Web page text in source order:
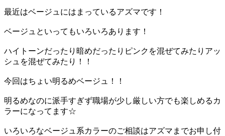
最近はベージュにはまっているアズマです！
ベージュといってもいろいろあります！
ハイトーンだったり暗めだったりピンクを混ぜてみたりアッ
シュを混ぜてみたり！！
今回はちょい明るめベージュ！！
明るめなのに派手すぎず職場が少し厳しい方でも楽しめるカ
ラーになってます☆
いろいろなベージュ系カラーのご相談はアズマまでお申し付